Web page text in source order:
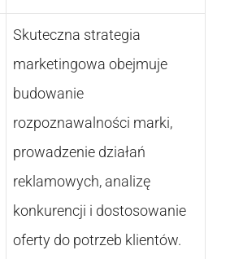
Skuteczna strategia
marketingowa obejmuje
budowanie
rozpoznawalności marki,
prowadzenie działań
reklamowych, analizę
konkurencji i dostosowanie
oferty do potrzeb klientów.